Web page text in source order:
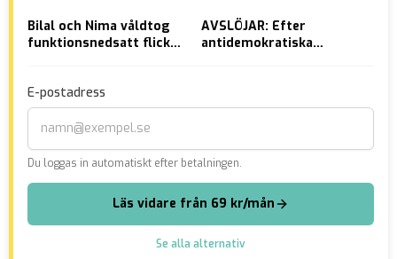
Bilal och Nima våldtog
funktionsnedsatt flicka
AVSLÖJAR: Efter
antidemokratiska
E-postadress
Du loggas in automatiskt efter betalningen.
Läs vidare från 69 kr/mån
Se alla alternativ